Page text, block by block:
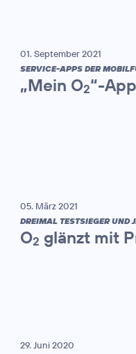
01. September 2021
SERVICE-APPS DER
„Mein O2“-
05. März 2021
DREIMAL TESTSIEGER UND
O2 glänzt mit
29. Juni 2020